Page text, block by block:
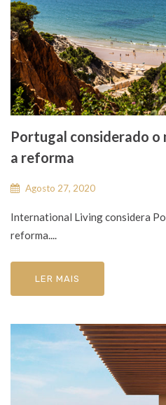
Portugal considerado o
a reforma
Agosto 27, 2020
International Living considera
reforma....
LER MAIS